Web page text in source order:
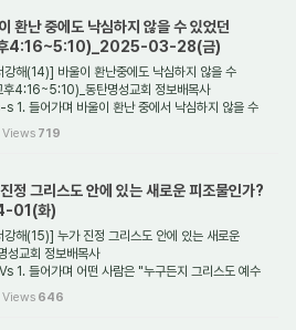
환난 중에도 낙심하지 않을 수 있었던
후4:16~5:10)_2025-03-28(금)
강해(14)] 바울이 환난중에도 낙심하지 않을 수
후4:16~5:10)_동탄명성교회 정보배목사
들어가며 바울이 환난 중에서 낙심하지 않을 수
Views 719
정 그리스도 안에 있는 새로운 피조물인가?
01(화)
강해(15)] 누가 진정 그리스도 안에 있는 새로운
성교회 정보배목사
들어가며 어떤 사람은 "누구든지 그리스도 예수
...
Views 646